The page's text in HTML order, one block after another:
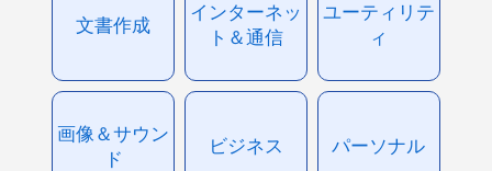
文書作成
インターネッ
ト＆通信
ユーティリテ
ィ
画像＆サウン
ド
ビジネス パーソナル